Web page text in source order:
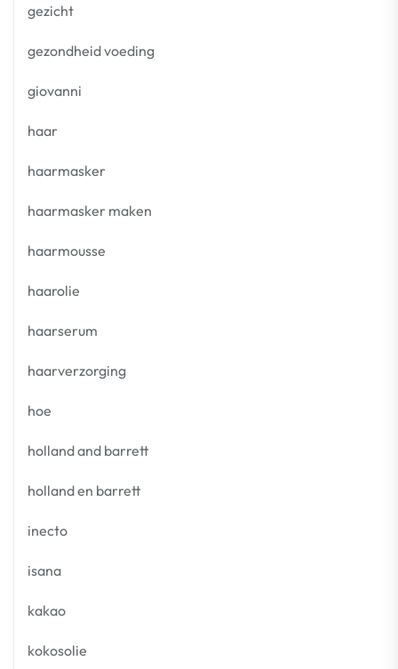
gezicht
gezondheid voeding
giovanni
haar
haarmasker
haarmasker maken
haarmousse
haarolie
haarserum
haarverzorging
hoe
holland and barrett
holland en barrett
inecto
isana
kakao
kokosolie